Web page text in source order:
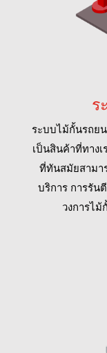
ร
ระบบไม้กั้นรถย
เป็นสินค้าที่ทางเ
ที่ทันสมัยสามา
บริการ การรัน
วงการไ